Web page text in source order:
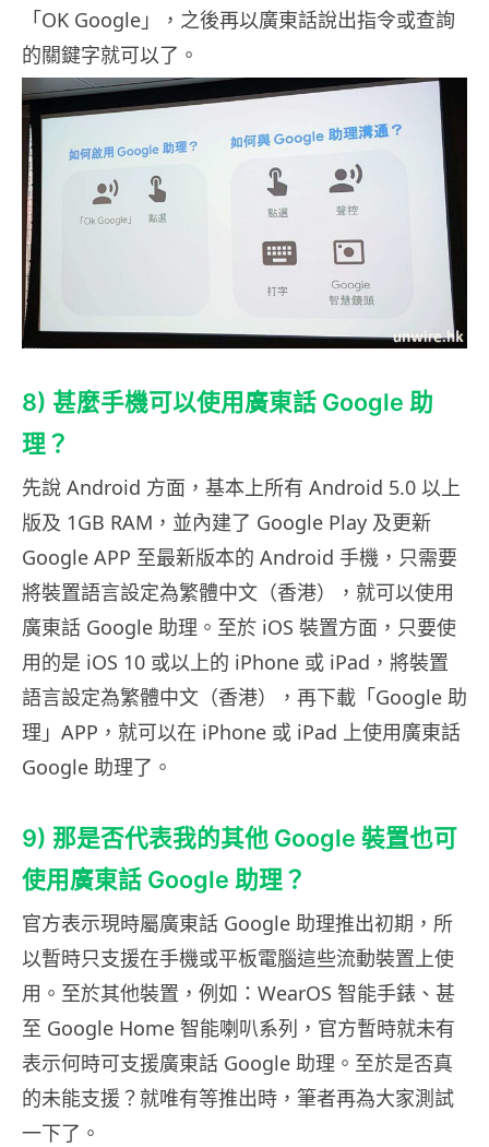
「OK Google」，之後再以廣東話說出指令或查詢
的關鍵字就可以了。
8) 甚麼手機可以使用廣東話 Google 助
理？
先說 Android 方面，基本上所有 Android 5.0 以上
版及 1GB RAM，並內建了 Google Play 及更新
Google APP 至最新版本的 Android 手機，只需要
將裝置語言設定為繁體中文（香港），就可以使用
廣東話 Google 助理。至於 iOS 裝置方面，只要使
用的是 iOS 10 或以上的 iPhone 或 iPad，將裝置
語言設定為繁體中文（香港），再下載「Google 助
理」APP，就可以在 iPhone 或 iPad 上使用廣東話
Google 助理了。
9) 那是否代表我的其他 Google 裝置也可
使用廣東話 Google 助理？
官方表示現時屬廣東話 Google 助理推出初期，所
以暫時只支援在手機或平板電腦這些流動裝置上使
用。至於其他裝置，例如：WearOS 智能手錶、甚
至 Google Home 智能喇叭系列，官方暫時就未有
表示何時可支援廣東話 Google 助理。至於是否真
的未能支援？就唯有等推出時，筆者再為大家測試
一下了。